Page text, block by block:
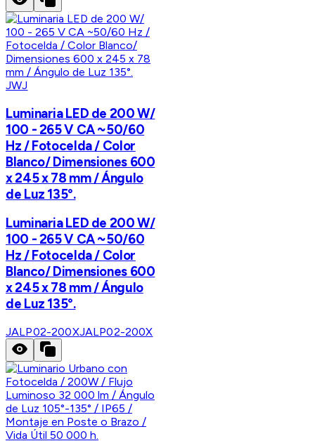
JWJ
Luminaria LED de 200 W/
100 - 265 V CA ~50/60
Hz / Fotocelda / Color
Blanco/ Dimensiones 600
x 245 x 78 mm / Ángulo
de Luz 135°.
Luminaria LED de 200 W/
100 - 265 V CA ~50/60
Hz / Fotocelda / Color
Blanco/ Dimensiones 600
x 245 x 78 mm / Ángulo
de Luz 135°.
JALP02-200XJALP02-200X